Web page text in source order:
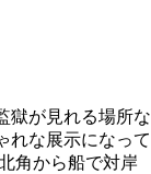
獄が見れる場所な
れな展示になって
角から船で対岸